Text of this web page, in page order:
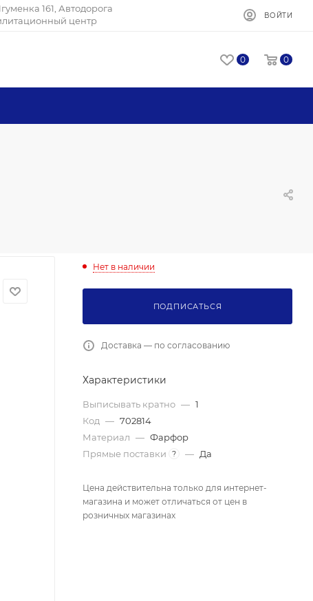
161, Автодорога
центр
ВОЙТИ
0 0
Нет в наличии
ПОДПИСАТЬСЯ
Доставка — по согласованию
Характеристики
Выписывать кратно — 1
Код — 702814
Материал — Фарфор
Прямые поставки
? — Да
Цена действительна только для интернет-
магазина и может отличаться от цен в
розничных магазинах